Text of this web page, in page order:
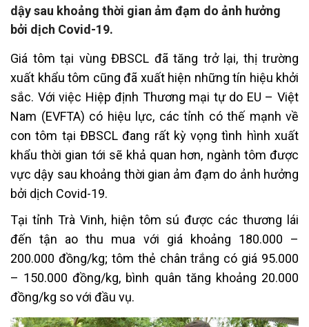
dậy sau khoảng thời gian ảm đạm do ảnh hưởng
bởi dịch Covid-19.
Giá tôm tại vùng ĐBSCL đã tăng trở lại, thị trường
xuất khẩu tôm cũng đã xuất hiện những tín hiệu khởi
sắc. Với việc Hiệp định Thương mại tự do EU – Việt
Nam (EVFTA) có hiệu lực, các tỉnh có thế mạnh về
con tôm tại ĐBSCL đang rất kỳ vọng tình hình xuất
khẩu thời gian tới sẽ khả quan hơn, ngành tôm được
vực dậy sau khoảng thời gian ảm đạm do ảnh hưởng
bởi dịch Covid-19.
Tại tỉnh Trà Vinh, hiện tôm sú được các thương lái
đến tận ao thu mua với giá khoảng 180.000 –
200.000 đồng/kg; tôm thẻ chân trắng có giá 95.000
– 150.000 đồng/kg, bình quân tăng khoảng 20.000
đồng/kg so với đầu vụ.